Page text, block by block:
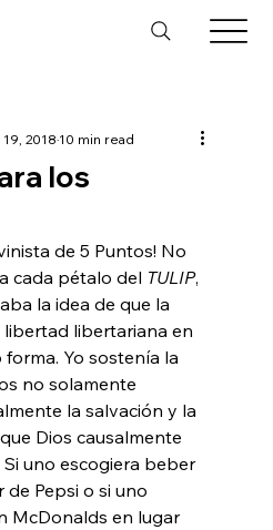
los
19, 201810 min read
de 5 Puntos! No
cada pétalo del TULIP,
la idea de que la
libertariana en
Yo sostenía la
no solamente
la salvación y la
Dios causalmente
uno escogiera beber
de Pepsi o si uno
McDonalds en lugar